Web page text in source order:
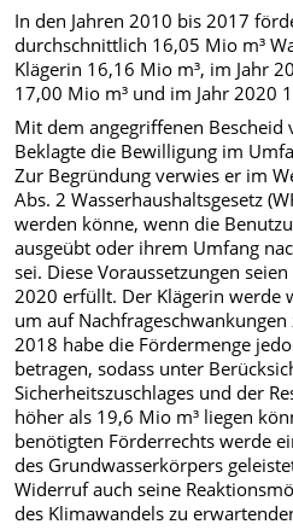
In den Jahren 2010 bis 2017
durchschnittlich 16,05 Mio m³
Klägerin 16,16 Mio m³, im Jahr
17,00 Mio m³ und im Jahr 2020
Mit dem angegriffenen
Beklagte die Bewilligung im
Zur Begründung verwies er im
Abs. 2 Wasserhaushaltsgesetz
werden könne, wenn die
ausgeübt oder ihrem Umfang
sei. Diese Voraussetzungen
2020 erfüllt. Der Klägerin werde
um auf
2018 habe die Fördermenge
betragen, sodass unter
Sicherheitszuschlages und der
höher als 19,6 Mio m³ liegen
benötigten Förderrechts werde
des Grundwasserkörpers
Widerruf auch seine
des Klimawandels zu